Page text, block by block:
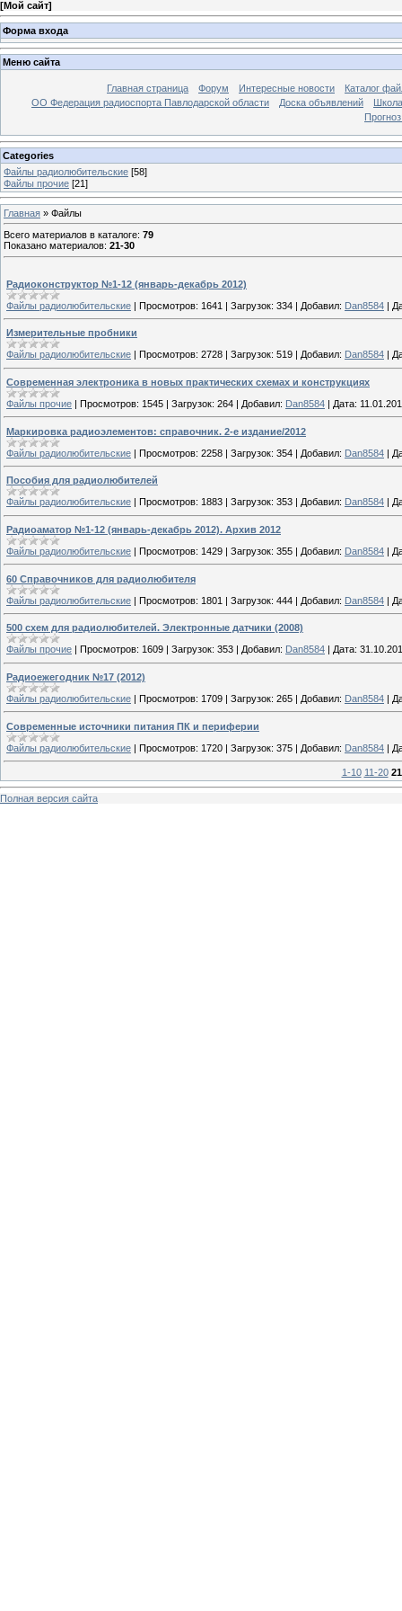
[Мой сайт]
Форма входа
Меню сайта
Главная страница Форум Интересные новости
Каталог
ОО Федерация радиоспорта Павлодарской области
Доска объявлений
Categories
Файлы радиолюбительские [58]
Файлы прочие [21]
Главная » Файлы
Всего материалов в каталоге: 79
Показано материалов: 21-30
Радиоконструктор №1-12 (январь-декабрь 2012)
Файлы радиолюбительские | Просмотров: 1641 | Загрузок: 334 | Добавил: Dan8584 |
Измерительные пробники
Файлы радиолюбительские
Просмотров: 2728 Загрузок: 519 Добавил: Dan8584
Современная электроника в новых практических схемах и конструкциях
Файлы прочие | Просмотров: 1545 | Загрузок: 264 | Добавил: Dan8584 | Дата:
Маркировка радиоэлементов: справочник. 2-е издание/2012
Файлы радиолюбительские | Просмотров: 2258 | Загрузок: 354 | Добавил: Dan8584 |
Пособия для радиолюбителей
Файлы радиолюбительские
Просмотров: 1883 Загрузок: 353 Добавил: Dan8584
Радиоаматор №1-12 (январь-декабрь 2012). Архив 2012
Файлы радиолюбительские | Просмотров: 1429 | Загрузок: 355 | Добавил: Dan8584 |
60 Справочников для радиолюбителя
Файлы радиолюбительские | Просмотров: 1801 | Загрузок: 444 | Добавил: Dan8584 |
500 схем для радиолюбителей. Электронные датчики (2008)
Файлы прочие
Просмотров: 1609 Загрузок: 353 Добавил: Dan8584 Дата:
Радиоежегодник №17 (2012)
Файлы радиолюбительские | Просмотров: 1709 | Загрузок: 265 | Добавил: Dan8584 |
Современные источники питания ПК и периферии
Файлы радиолюбительские | Просмотров: 1720 | Загрузок: 375 | Добавил: Dan8584 |
1-10 11-20
Полная версия сайта